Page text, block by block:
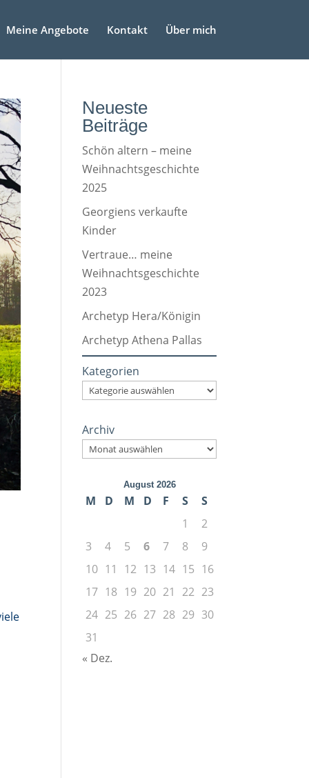
Meine Angebote Kontakt Über mich
Neueste
Beiträge
Schön altern – meine
Weihnachtsgeschichte
2025
Georgiens verkaufte
Kinder
Vertraue… meine
Weihnachtsgeschichte
2023
Archetyp Hera/Königin
Archetyp Athena Pallas
Kategorien
Archiv
August 2026
M D M D F S
S
1
2
3
4 5 6 7 8
9
10 11 12 13 14 15 16
17 18 19 20 21 22 23
24 25 26 27 28 29 30
31
« Dez.